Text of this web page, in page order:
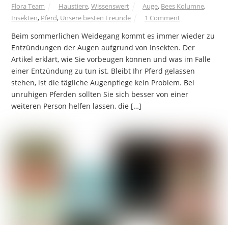
Flora Team Haustiere,Wissenswert Auge, Bees Kolumne,
Insekten, Pferd, Unsere besten Freunde 1 Comment
Beim sommerlichen Weidegang kommt es immer wieder zu
Entzündungen der Augen aufgrund von Insekten. Der
Artikel erklärt, wie Sie vorbeugen können und was im Falle
einer Entzündung zu tun ist. Bleibt Ihr Pferd gelassen
stehen, ist die tägliche Augenpflege kein Problem. Bei
unruhigen Pferden sollten Sie sich besser von einer
weiteren Person helfen lassen, die […]